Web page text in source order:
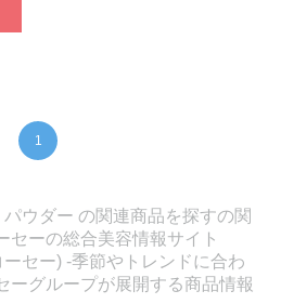
1
ウダー の関連商品を探すの関
セーの総合美容情報サイト
セー) -季節やトレンドに合わ
ーグループが展開する商品情報